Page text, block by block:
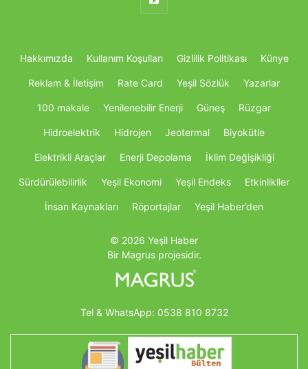
Hakkımızda Kullanım Koşulları Gizlilik Politikası Künye
Reklam & İletişim Rate Card Yeşil Sözlük Yazarlar
100 makale Yenilenebilir Enerji Güneş Rüzgar
Hidroelektrik Hidrojen Jeotermal Biyokütle
Elektrikli Araçlar Enerji Depolama İklim Değişikliği
Sürdürülebilirlik Yeşil Ekonomi Yeşil Endeks Etkinlikller
İnsan Kaynakları Röportajlar Yeşil Haber’den
© 2026 Yeşil Haber
Bir Magrus projesidir.
Tel & WhatsApp: 0538 810 8732